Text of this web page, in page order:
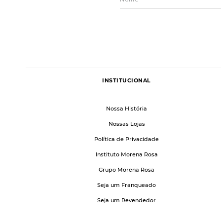
INSTITUCIONAL
Nossa História
Nossas Lojas
Política de Privacidade
Instituto Morena Rosa
Grupo Morena Rosa
Seja um Franqueado
Seja um Revendedor